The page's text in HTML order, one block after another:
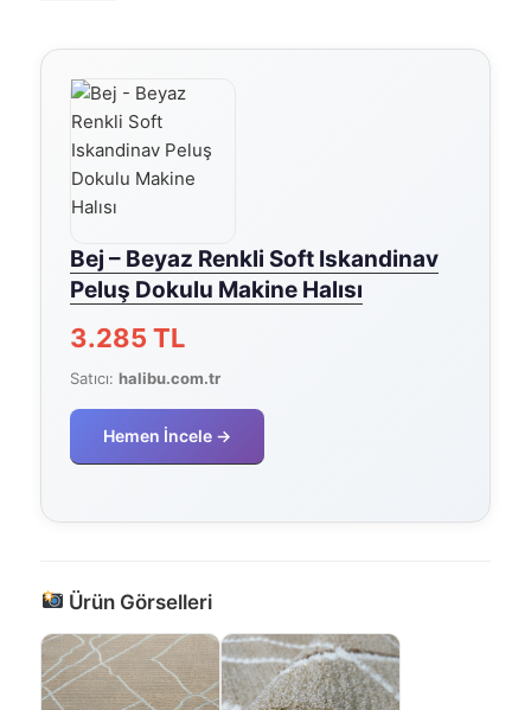
Bej – Beyaz Renkli Soft Iskandinav
Peluş Dokulu Makine Halısı
3.285 TL
Satıcı:halibu.com.tr
Hemen İncele →
Ürün Görselleri